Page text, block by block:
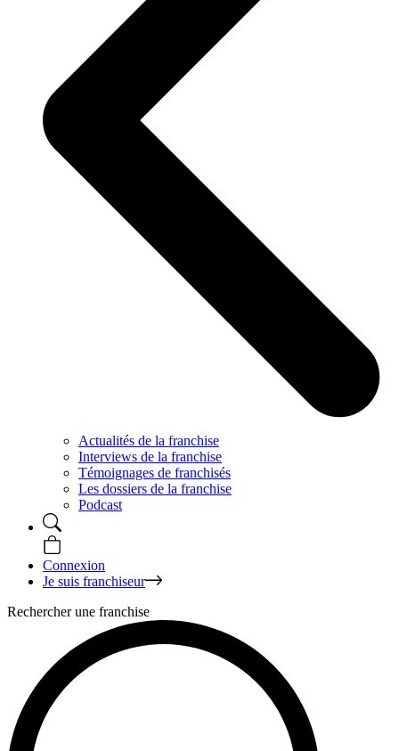
Actualités de la franchise
Interviews de la franchise
Témoignages de franchisés
Les dossiers de la franchise
Podcast
Connexion
Je suis franchiseur
Rechercher une franchise